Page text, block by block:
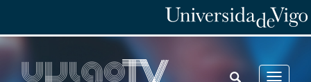
Toggle
TOGGLE